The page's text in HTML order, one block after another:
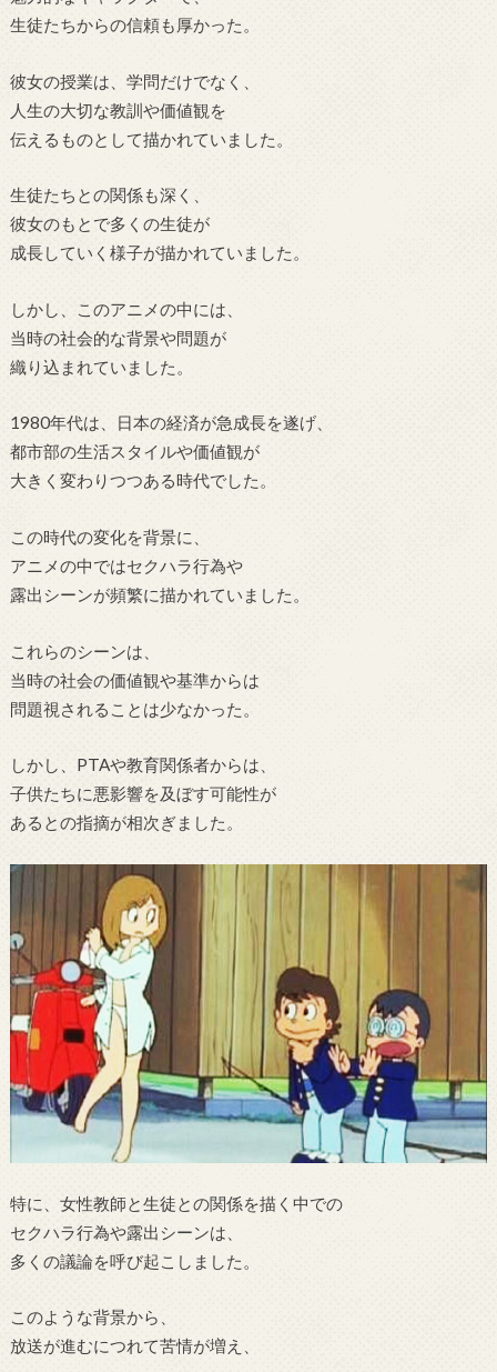
生徒たちからの信頼も厚かった。
彼女の授業は、学問だけでなく、
人生の大切な教訓や価値観を
伝えるものとして描かれていました。
生徒たちとの関係も深く、
彼女のもとで多くの生徒が
成長していく様子が描かれていました。
しかし、このアニメの中には、
当時の社会的な背景や問題が
織り込まれていました。
1980年代は、日本の経済が急成長を遂げ、
都市部の生活スタイルや価値観が
大きく変わりつつある時代でした。
この時代の変化を背景に、
アニメの中ではセクハラ行為や
露出シーンが頻繁に描かれていました。
これらのシーンは、
当時の社会の価値観や基準からは
問題視されることは少なかった。
しかし、PTAや教育関係者からは、
子供たちに悪影響を及ぼす可能性が
あるとの指摘が相次ぎました。
特に、女性教師と生徒との関係を描く中での
セクハラ行為や露出シーンは、
多くの議論を呼び起こしました。
このような背景から、
放送が進むにつれて苦情が増え、